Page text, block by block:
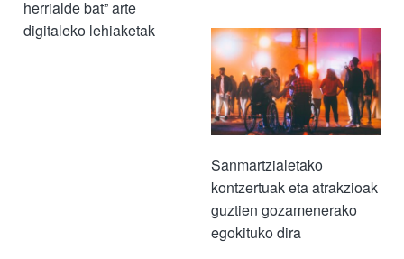
herrialde bat” arte
digitaleko lehiaketak
Sanmartzialetako
kontzertuak eta atrakzioak
guztien gozamenerako
egokituko dira